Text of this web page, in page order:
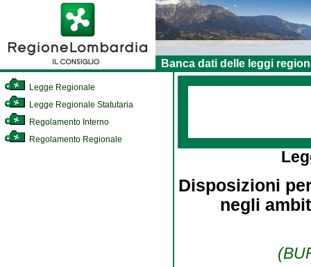
Banca dati delle leggi
Legge Regionale
Legge Regionale Statutaria
Regolamento Interno
Regolamento Regionale
Disposizioni
negli